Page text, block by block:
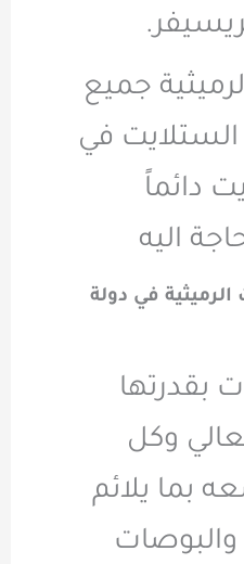
جميع
في
دائماً
اليه
في دولة
بقدرتها
وكل
بما يلائم